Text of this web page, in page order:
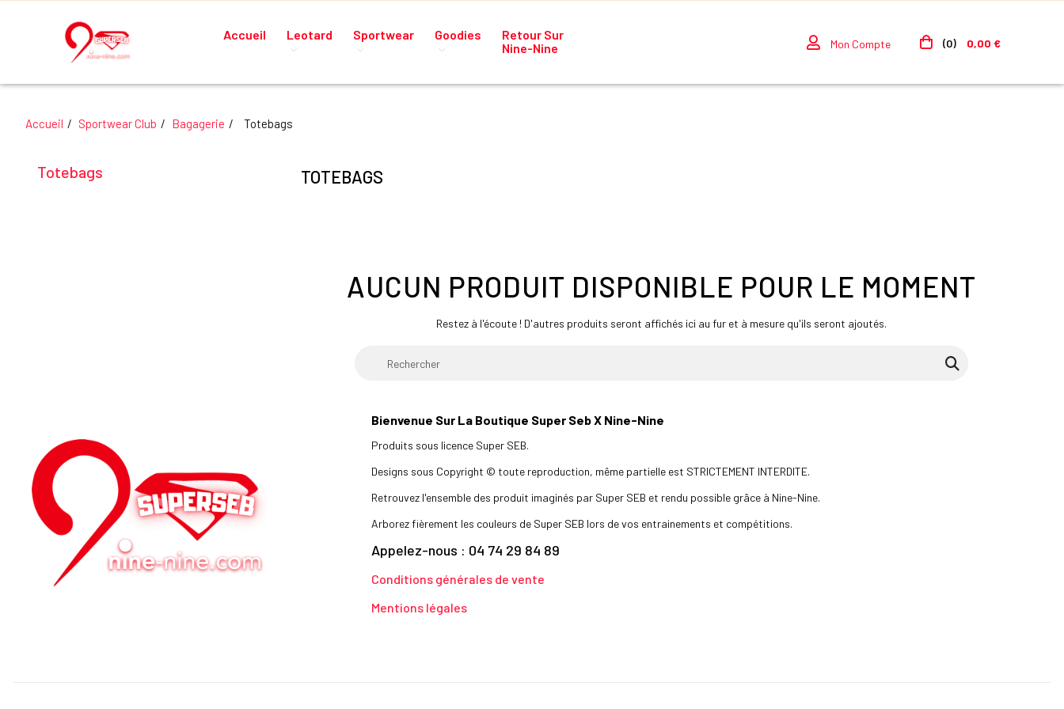
Accueil Leotard Sportwear Goodies
Retour Sur
Nine-Nine
Mon Compte (0) 0,00 €
Accueil Sportwear Club Bagagerie Totebags
Totebags TOTEBAGS
AUCUN PRODUIT DISPONIBLE POUR LE MOMENT
Restez à l'écoute ! D'autres produits seront affichés ici au fur et à mesure qu'ils seront ajoutés.
Bienvenue Sur La Boutique Super Seb X Nine-Nine
Produits sous licence Super SEB.
Designs sous Copyright © toute reproduction, même partielle est STRICTEMENT INTERDITE.
Retrouvez l'ensemble des produit imaginés par Super SEB et rendu possible grâce à Nine-Nine.
Arborez fièrement les couleurs de Super SEB lors de vos entrainements et compétitions.
Appelez-nous : 04 74 29 84 89
Conditions générales de vente
Mentions légales